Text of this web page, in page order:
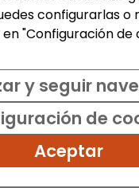
93,75%
Me interesa
Personas con
configurarlas o
"Configuración de
y seguir
de
Aceptar